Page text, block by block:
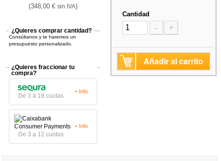
(348,00 €sin IVA)
¿Quieres comprar cantidad?
Consúltanos y te haremos un
presupuesto personalizado.
¿Quieres fraccionar tu
compra?
De 3 a 18 cuotas
+ Info
De 3 a 12 cuotas
+ Info
Cantidad
- +
Añadir al carrito